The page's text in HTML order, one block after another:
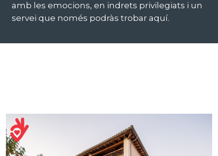
amb les emocions, en indrets privilegiats i un
servei que només podràs trobar aquí.